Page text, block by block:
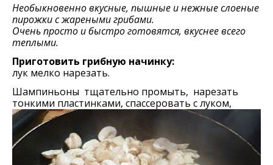
Необыкновенно вкусные, пышные и нежные слоеные
пирожки с жареными грибами.
Очень просто и быстро готовятся, вкуснее всего
теплыми.
Приготовить грибную начинку:
лук мелко нарезать.
Шампиньоны тщательно промыть, нарезать
тонкими пластинками, спассеровать с луком,